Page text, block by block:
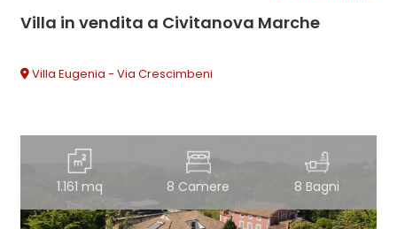
Villa in vendita a Civitanova Marche
Villa Eugenia - Via Crescimbeni
1.161 mq 8 Camere 8 Bagni